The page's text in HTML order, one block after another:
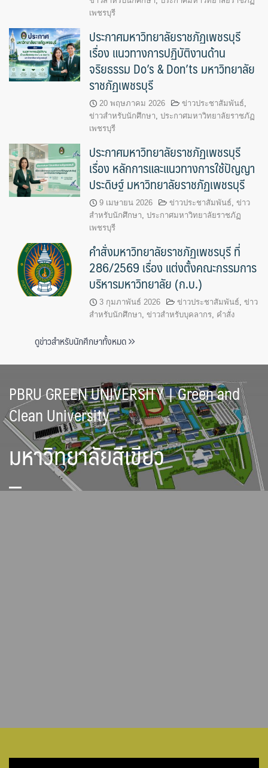
เพชรบุรี
ประกาศมหาวิทยาลัยราชภัฏเพชรบุรี
เรื่อง แนวทางการปฏิบัติงานด้าน
จริยธรรม Do’s & Don’ts มหาวิทยาลัย
ราชภัฏเพชรบุรี
20 พฤษภาคม 2026 ข่าวประชาสัมพันธ์
ข่าวสำหรับนักศึกษา ,ประกาศมหาวิทยาลัยราชภัฏ
เพชรบุรี
ประกาศมหาวิทยาลัยราชภัฏเพชรบุรี
เรื่อง หลักการและแนวทางการใช้ปัญญา
ประดิษฐ์ มหาวิทยาลัยราชภัฏเพชรบุรี
9 เมษายน 2026 ข่าวประชาสัมพันธ์ ,ข่าว
สำหรับนักศึกษา ,ประกาศมหาวิทยาลัยราชภัฏ
เพชรบุรี
คำสั่งมหาวิทยาลัยราชภัฏเพชรบุรี ที่
286/2569 เรื่อง แต่งตั้งคณะกรรมการ
บริหารมหาวิทยาลัย (ก.บ.)
3 กุมภาพันธ์ 2026 ข่าวประชาสัมพันธ์ ,ข่าว
สำหรับนักศึกษา ,ข่าวสำหรับบุคลากร คำสั่ง
ดูข่าวสำหรับนักศึกษาทั้งหมด
PBRU GREEN UNIVERSITY | Green and
Clean University
มหาวิทยาลัยสีเขียว